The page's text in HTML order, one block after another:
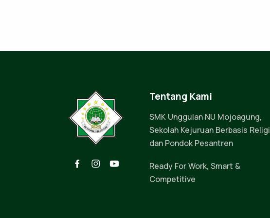
Tentang Kami
SMK Unggulan NU Mojoagung,
Sekolah Kejuruan Berbasis Religi
dan Pondok Pesantren
Ready For Work, Smart &
Competitive